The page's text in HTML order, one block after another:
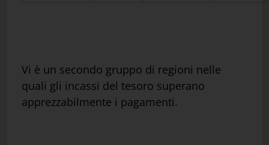
Vi è un secondo gruppo di regioni nelle
quali gli incassi del tesoro superano
apprezzabilmente i pagamenti.